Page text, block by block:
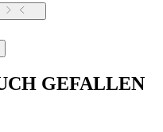
GEFALLEN